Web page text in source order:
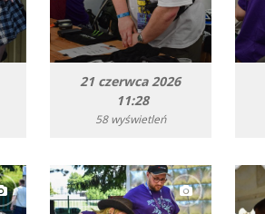
21 czerwca 2026
11:28
58 wyświetleń